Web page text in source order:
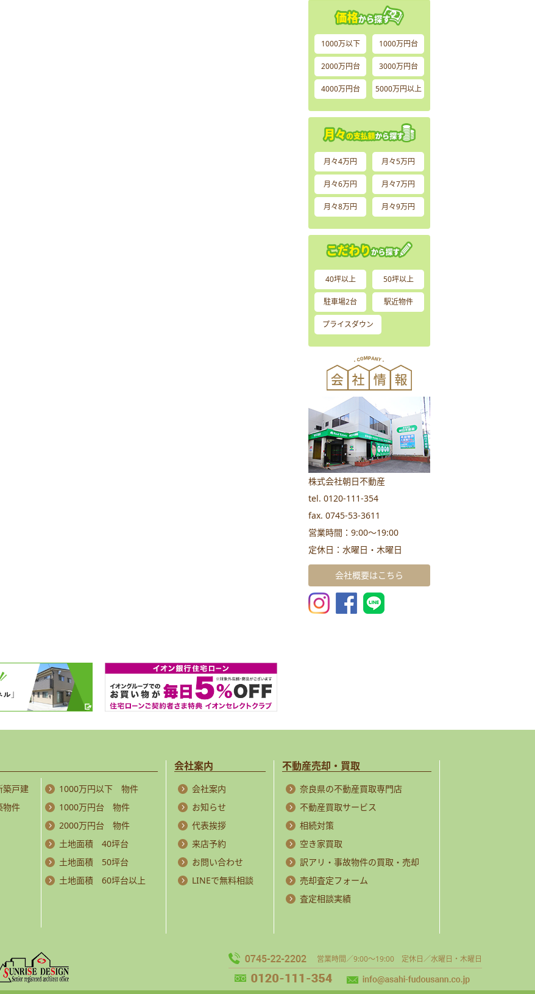
1000万以下 1000万円台
2000万円台 3000万円台
4000万円台 5000万円以上
月々4万円 月々5万円
月々6万円 月々7万円
月々8万円 月々9万円
40坪以上 50坪以上
駐車場2台 駅近物件
プライスダウン
株式会社朝日不動産
tel. 0120-111-354
fax. 0745-53-3611
営業時間：9:00～19:00
定休日：水曜日・木曜日
会社概要はこちら
戸建
件
1000万円以下 物件
1000万円台 物件
2000万円台 物件
土地面積 40坪台
土地面積 50坪台
土地面積 60坪台以上
会社案内
会社案内
お知らせ
代表挨拶
来店予約
お問い合わせ
LINEで無料相談
不動産売却・買取
奈良県の不動産買取専門店
不動産買取サービス
相続対策
空き家買取
訳アリ・事故物件の買取・売却
売却査定フォーム
査定相談実績
営業時間／9:00～19:00 定休日／水曜日・木曜日